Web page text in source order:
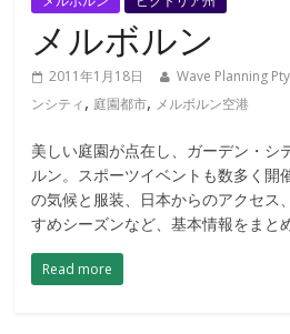
メルボルン
2011年1月18日 Wave Planning
ンシティ, 庭園都市, メルボルン空港
美しい庭園が点在し、ガーデン・シ
ルン。スポーツイベントも数多く開
の気候と服装、日本からのアクセス
すめシーズンなど、基本情報をまと
Read more